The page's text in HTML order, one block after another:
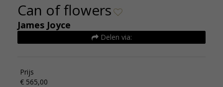
Can of flowers
James Joyce
Delen via:
Prijs
€ 565,00